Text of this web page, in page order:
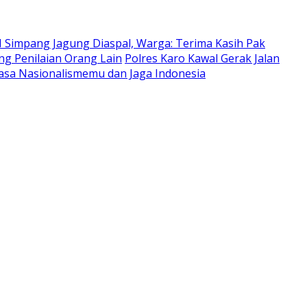
Simpang Jagung Diaspal, Warga: Terima Kasih Pak
Penilaian Orang Lain Polres Karo Kawal Gerak Jalan
Nasionalismemu dan Jaga Indonesia